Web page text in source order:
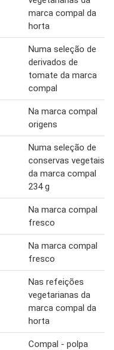
marca compal da
horta
Numa seleção de
derivados de
tomate da marca
compal
Na marca compal
origens
Numa seleção de
conservas vegetais
da marca compal
234 g
Na marca compal
fresco
Na marca compal
fresco
Nas refeições
vegetarianas da
marca compal da
horta
Compal - polpa